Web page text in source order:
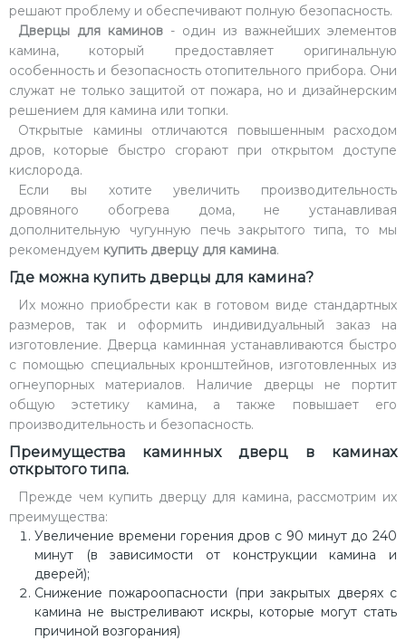
решают проблему и обеспечивают полную безопасность.
Дверцы для каминов - один из важнейших элементов
камина, который предоставляет оригинальную
особенность и безопасность отопительного прибора. Они
служат не только защитой от пожара, но и дизайнерским
решением для камина или топки.
Открытые камины отличаются повышенным расходом
дров, которые быстро сгорают при открытом доступе
кислорода.
Если вы хотите увеличить производительность
дровяного обогрева дома, не устанавливая
дополнительную чугунную печь закрытого типа, то мы
рекомендуем купить дверцу для камина.
Где можна купить дверцы для камина?
Их можно приобрести как в готовом виде стандартных
размеров, так и оформить индивидуальный заказ на
изготовление. Дверца каминная устанавливаются быстро
с помощью специальных кронштейнов, изготовленных из
огнеупорных материалов. Наличие дверцы не портит
общую эстетику камина, а также повышает его
производительность и безопасность.
Преимущества каминных дверц в каминах
открытого типа.
Прежде чем купить дверцу для камина, рассмотрим их
преимущества:
Увеличение времени горения дров с 90 минут до 240
минут (в зависимости от конструкции камина и
дверей);
Снижение пожароопасности (при закрытых дверях с
камина не выстреливают искры, которые могут стать
причиной возгорания)